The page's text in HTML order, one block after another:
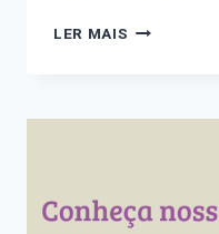
LER MAIS TRABALHOS
III
NOSOTRAS